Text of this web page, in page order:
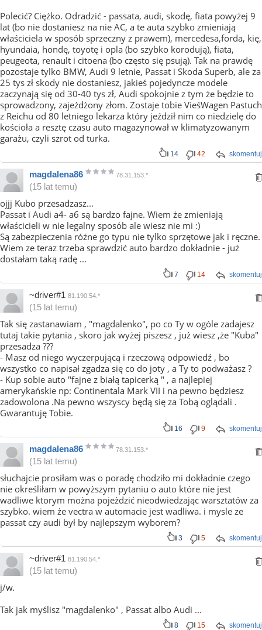
Polecić? Ciężko. Odradzić - passata, audi, skodę, fiata powyżej 9
lat (bo nie dostaniesz na nie AC, a te auta szybko zmieniają
właściciela w sposób sprzeczny z prawem), mercedesa,forda, kię,
hyundaia, hondę, toyotę i opla (bo szybko korodują), fiata,
peugeota, renault i citoena (bo często się psują). Tak na prawdę
pozostaje tylko BMW, Audi 9 letnie, Passat i Skoda Superb, ale za
25 tys zł skody nie dostaniesz, jakieś pojedyncze modele
zaczynają się od 30-40 tys zł, Audi spokojnie z tym że będzie to
sprowadzony, zajeżdżony złom. Zostaje tobie VieśWagen Pastuch
z Reichu od 80 letniego lekarza który jeździł nim co niedzielę do
kościoła a resztę czasu auto magazynował w klimatyzowanym
garażu, czyli szrot od turka.
skomentuj
14 42
magdalena86 78.31.153.*
(15 lat temu)
ojjj Kubo przesadzasz...
Passat i Audi a4- a6 są bardzo fajne. Wiem że zmieniają
właścicieli w nie legalny sposób ale wiesz nie mi :)
Są zabezpieczenia różne go typu nie tylko sprzętowe jak i ręczne.
Wiem ze teraz trzeba sprawdzić auto bardzo dokładnie - już
dostałam taką radę ...
skomentuj
7 14
~driver#1 81.190.54.*
(15 lat temu)
Tak się zastanawiam , "magdalenko", po co Ty w ogóle zadajesz
tutaj takie pytania , skoro jak wyżej piszesz , już wiesz ,że "Kuba"
przesadza ???
- Masz od niego wyczerpującą i rzeczową odpowiedź , bo
wszystko co napisał zgadza się co do joty , a Ty to podważasz ?
- Kup sobie auto "fajne z białą tapicerką " , a najlepiej
amerykańskie np: Continentala Mark VII i na pewno będziesz
zadowolona .Na pewno wszyscy będą się za Tobą oglądali .
Gwarantuję Tobie.
skomentuj
16 9
magdalena86 78.31.153.*
(15 lat temu)
słuchajcie prosiłam was o poradę chodziło mi dokładnie czego
nie określiłam w powyższym pytaniu o auto które nie jest
wadliwe ktorym można pojeżdzić nieodwiedzając warsztatów za
szybko. wiem że vectra w automacie jest wadliwa. i mysle ze
passat czy audi był by najlepszym wyborem?
skomentuj
3 5
~driver#1 81.190.54.*
(15 lat temu)
j/w.
Tak jak myślisz "magdalenko" , Passat albo Audi ...
skomentuj
8 15